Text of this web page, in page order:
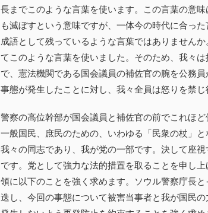
長までこのような言葉を使います。この言葉の意
も滅ぼすという意味ですが、一体今の時代に合っ
成語として残っているような言葉ではありません
てこのような言葉を使いました。そのため、我々
で、憲法機関である国会議員の補佐官の腕を公務
事態が発生したことに対し、我々全員は怒りを禁じ
警察の高位幹部が国会議員と補佐官の前でこれほ
一般国民、庶民のための、いわゆる「民衆の杖」
我々の同志であり、我が党の一部です。決して座
です。党として強力な法的措置を取ることを申し
領に以下のことを強く求めます。ソウル警察庁長
迭し、今回の事態について被害当事者と我が国民